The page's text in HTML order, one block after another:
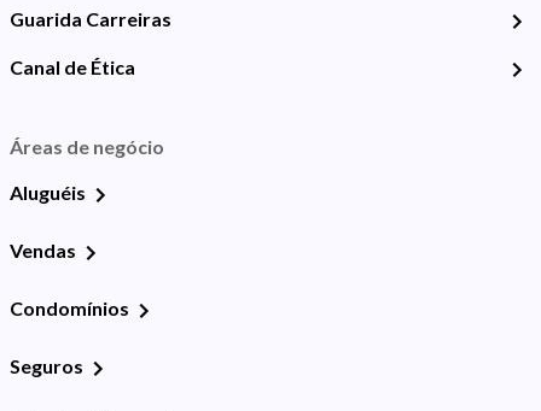
Guarida Carreiras
Canal de Ética
Áreas de negócio
Aluguéis
Vendas
Condomínios
Seguros